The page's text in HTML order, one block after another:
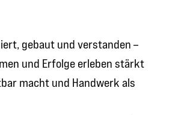
gebaut und verstanden –
und Erfolge erleben stärkt
macht und Handwerk als